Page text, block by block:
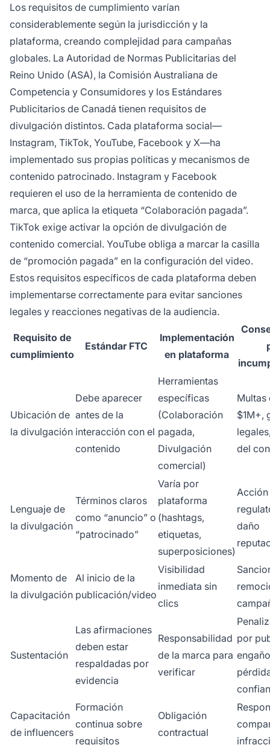
Los requisitos de cumplimiento varían
considerablemente según la jurisdicción y la
plataforma, creando complejidad para campañas
globales. La Autoridad de Normas Publicitarias del
Reino Unido (ASA), la Comisión Australiana de
Competencia y Consumidores y los Estándares
Publicitarios de Canadá tienen requisitos de
divulgación distintos. Cada plataforma social—
Instagram, TikTok, YouTube, Facebook y X—ha
implementado sus propias políticas y mecanismos de
contenido patrocinado. Instagram y Facebook
requieren el uso de la herramienta de contenido de
marca, que aplica la etiqueta “Colaboración pagada”.
TikTok exige activar la opción de divulgación de
contenido comercial. YouTube obliga a marcar la casilla
de “promoción pagada” en la configuración del video.
Estos requisitos específicos de cada plataforma deben
implementarse correctamente para evitar sanciones
legales y reacciones negativas de la audiencia.
Requisito de
cumplimiento
Estándar FTC
Implementación
en plataforma
Ubicación de
la divulgación
Debe aparecer
antes de la
interacción con el
contenido
Herramientas
específicas
(Colaboración
pagada,
Divulgación
comercial)
Multas
$1M+,
del
Lenguaje de
la divulgación
Términos claros
como “anuncio” o
“patrocinado”
Varía por
plataforma
(hashtags,
etiquetas,
superposiciones)
Acción
daño
Momento de
la divulgación
Al inicio de la
publicación/video
Visibilidad
inmediata sin
clics
Sustentación
Las afirmaciones
deben estar
respaldadas por
evidencia
Responsabilidad
de la marca para
verificar
por
Capacitación
de influencers
Formación
continua sobre
requisitos
Obligación
contractual